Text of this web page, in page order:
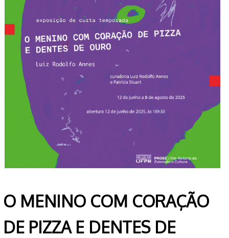
O MENINO COM CORAÇÃO
DE PIZZA E DENTES DE